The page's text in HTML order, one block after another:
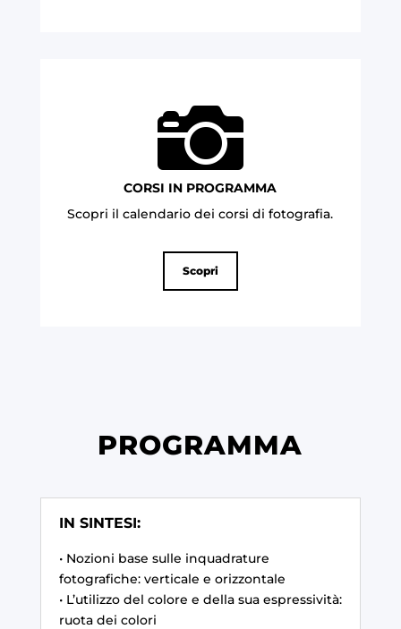

CORSI IN PROGRAMMA
Scopri il calendario dei corsi di fotografia.
Scopri
PROGRAMMA
IN SINTESI:
• Nozioni base sulle inquadrature
fotografiche: verticale e orizzontale
• L’utilizzo del colore e della sua espressività:
ruota dei colori